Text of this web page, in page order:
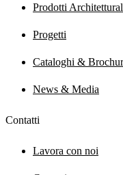
Prodotti
Progetti
Cataloghi &
News & Media
Contatti
Lavora con noi